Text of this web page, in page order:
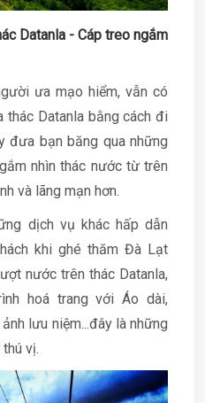
Datanla - Cáp treo ngắm
ưa mạo hiểm, vẫn có
thác Datanla bằng cách đi
đưa bạn băng qua những
nhìn thác nước từ trên
và lãng mạn hơn.
dịch vụ khác hấp dẫn
khi ghé thăm Đà Lạt
nước trên thác Datanla,
hoá trang với Áo dài,
lưu niệm...đây là những
vị.